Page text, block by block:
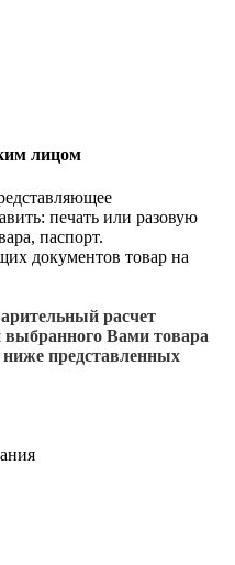
лицом
печать или разовую
паспорт.
документов товар на
расчет
выбранного Вами товара
представленных